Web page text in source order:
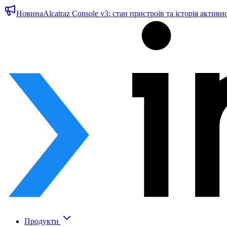
НовинаAlcatraz Console v3: стан пристроїв та історія
Продукти